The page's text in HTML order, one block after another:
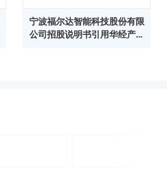
宁波福尔达智能科技股份有限
公司招股说明书引用华经产业